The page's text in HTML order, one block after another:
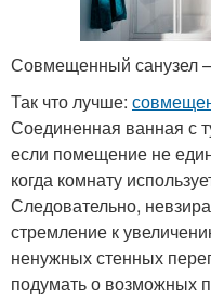
Совмещенный санузел
Так что лучше:
Соединенная ванная с
если помещение не
когда комнату
Следовательно,
стремление к
ненужных стенных
подумать о возможных